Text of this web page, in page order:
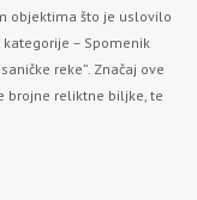
objektima što je uslovilo
– Spomenik
reke”. Značaj ove
brojne reliktne biljke, te